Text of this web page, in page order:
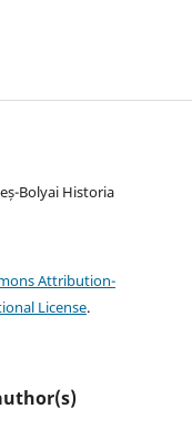
Bolyai Historia
Attribution-
License.